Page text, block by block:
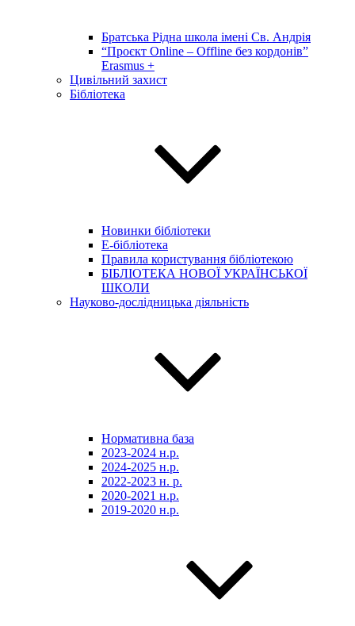
Братська Рідна школа імені Св. Андрія
“Проєкт Online – Offline без кордонів”
Erasmus +
Цивільний захист
Бібліотека
Новинки бібліотеки
E-бібліотека
Правила користування бібліотекою
БІБЛІОТЕКА НОВОЇ УКРАЇНСЬКОЇ
ШКОЛИ
Науково-дослідницька діяльність
Нормативна база
2023-2024 н.р.
2024-2025 н.р.
2022-2023 н. р.
2020-2021 н.р.
2019-2020 н.р.